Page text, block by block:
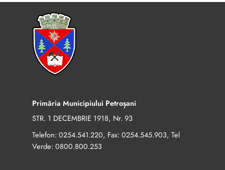
Primăria Municipiului Petroșani
STR. 1 DECEMBRIE 1918, Nr. 93
Telefon: 0254.541.220, Fax: 0254.545.903, Tel
Verde: 0800.800.253